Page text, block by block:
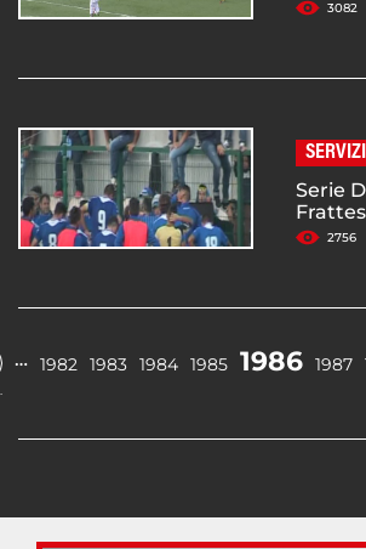
3082
SERVIZI
Serie
2756
… 1982 1983 1984 1985 1986 1987